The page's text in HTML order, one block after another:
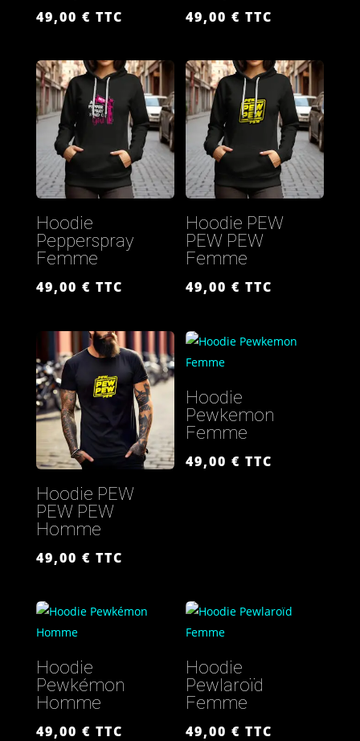
49,00 € TTC 49,00€ TTC
Hoodie
Pepperspray
Femme
49,00 € TTC
Hoodie PEW
PEW PEW
Femme
49,00€ TTC
Hoodie PEW
PEW PEW
Homme
49,00 € TTC
Hoodie
Pewkemon
Femme
49,00€ TTC
Hoodie
Pewkémon
Homme
49,00 € TTC
Hoodie
Pewlaroïd
Femme
49,00€ TTC